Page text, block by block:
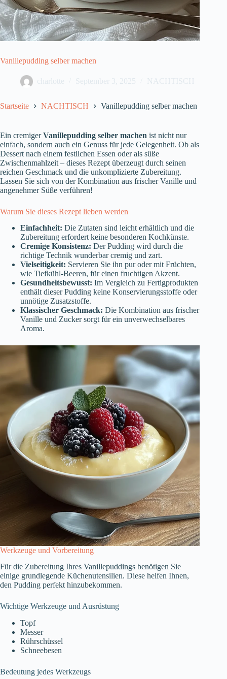
Vanillepudding selber machen
charlotte September 3, 2025 NACHTISCH
Startseite NACHTISCH Vanillepudding selber machen
Ein cremigerVanillepudding selber machen ist nicht nur
einfach, sondern auch ein Genuss für jede Gelegenheit. Ob als
Dessert nach einem festlichen Essen oder als süße
Zwischenmahlzeit – dieses Rezept überzeugt durch seinen
reichen Geschmack und die unkomplizierte Zubereitung.
Lassen Sie sich von der Kombination aus frischer Vanille und
angenehmer Süße verführen!
Warum Sie dieses Rezept lieben werden
Einfachheit: Die Zutaten sind leicht erhältlich und die
Zubereitung erfordert keine besonderen Kochkünste.
Cremige Konsistenz: Der Pudding wird durch die
richtige Technik wunderbar cremig und zart.
Vielseitigkeit: Servieren Sie ihn pur oder mit Früchten,
wie Tiefkühl-Beeren, für einen fruchtigen Akzent.
Gesundheitsbewusst: Im Vergleich zu Fertigprodukten
enthält dieser Pudding keine Konservierungsstoffe oder
unnötige Zusatzstoffe.
Klassischer Geschmack: Die Kombination aus frischer
Vanille und Zucker sorgt für ein unverwechselbares
Aroma.
Werkzeuge und Vorbereitung
Für die Zubereitung Ihres Vanillepuddings benötigen Sie
einige grundlegende Küchenutensilien. Diese helfen Ihnen,
den Pudding perfekt hinzubekommen.
Wichtige Werkzeuge und Ausrüstung
Topf
Messer
Rührschüssel
Schneebesen
Bedeutung jedes Werkzeugs